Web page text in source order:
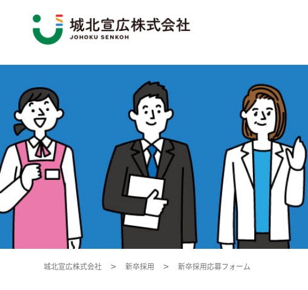
城北宣広株式会社 > 新卒採用 > 新卒採用応募フォーム